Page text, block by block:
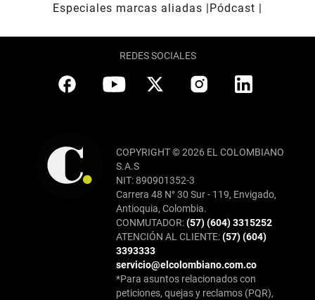
Especiales marcas aliadas
Pódcast
REDES SOCIALES
COPYRIGHT © 2026 EL COLOMBIANO
S.A.S
NIT: 890901352-3
Carrera 48 N° 30 Sur - 119, Envigado,
Antioquia, Colombia.
CONMUTADOR:(57) (604) 3315252
ATENCIÓN AL CLIENTE:(57) (604)
3393333
servicio@elcolombiano.com.co
*Para asuntos relacionados con
peticiones, quejas y reclamos (PQR),